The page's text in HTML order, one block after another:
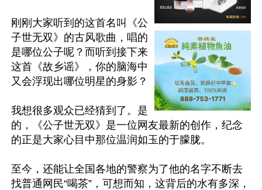
刚刚大家听到的这首名叫《公
子世无双》的古风歌曲，唱的
是哪位公子呢？而听到接下来
这首《故乡谣》，你的脑海中
又会浮现出哪位明星的身影？
我想很多观众已经猜到了。是
的，《公子世无双》是一位网友最新的创作，纪念
的正是大家心目中那位温润如玉的于朦胧。
至今，还能让全国各地的警察为了他的名字不断去
找普通网民“喝茶”，可想而知，这背后的水有多深，